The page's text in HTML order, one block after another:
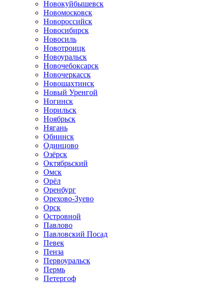
Новокуйбышевск
Новомосковск
Новороссийск
Новосибирск
Новосиль
Новотроицк
Новоуральск
Новочебоксарск
Новочеркасск
Новошахтинск
Новый Уренгой
Ногинск
Норильск
Ноябрьск
Нягань
Обнинск
Одинцово
Озёрск
Октябрьский
Омск
Орёл
Оренбург
Орехово-Зуево
Орск
Островной
Павлово
Павловский Посад
Певек
Пенза
Первоуральск
Пермь
Петергоф